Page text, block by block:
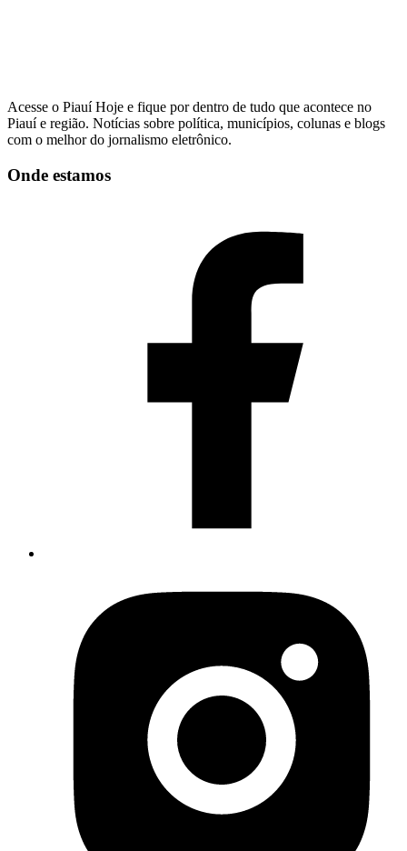
Acesse o Piauí Hoje e fique por dentro de tudo que acontece no
Piauí e região. Notícias sobre política, municípios, colunas e blogs
com o melhor do jornalismo eletrônico.
Onde estamos